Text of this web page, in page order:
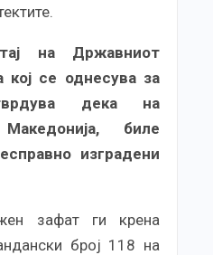
на Државниот
кој се однесува за
дека на
биле
изградени
зафат ги крена
број 118 на